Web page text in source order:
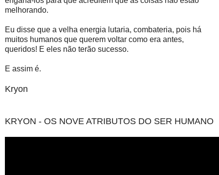
melhorando.
Eu disse que a velha energia lutaria, combateria, pois há
muitos humanos que querem voltar como era antes,
queridos! E eles não terão sucesso.
E assim é.
Kryon
KRYON - OS NOVE ATRIBUTOS DO SER HUMANO